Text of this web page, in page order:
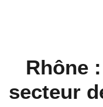
Rhône
secteur